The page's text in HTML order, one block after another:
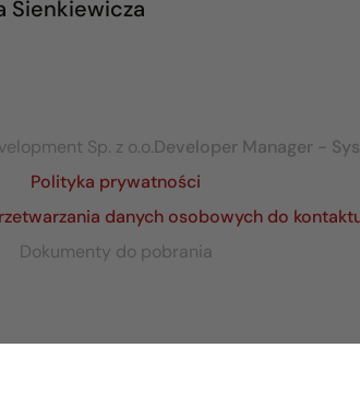
Sienkiewicza
Sp. z o.o.Developer Manager -
Polityka prywatności
danych osobowych do
Dokumenty do pobrania